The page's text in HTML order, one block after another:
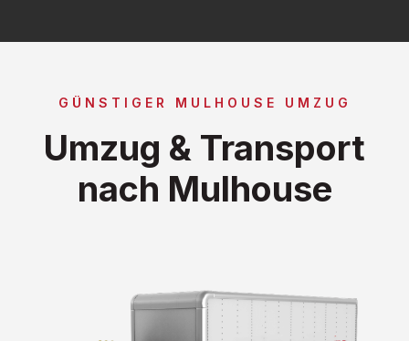
GÜNSTIGER MULHOUSE UMZUG
Umzug & Transport
nach Mulhouse